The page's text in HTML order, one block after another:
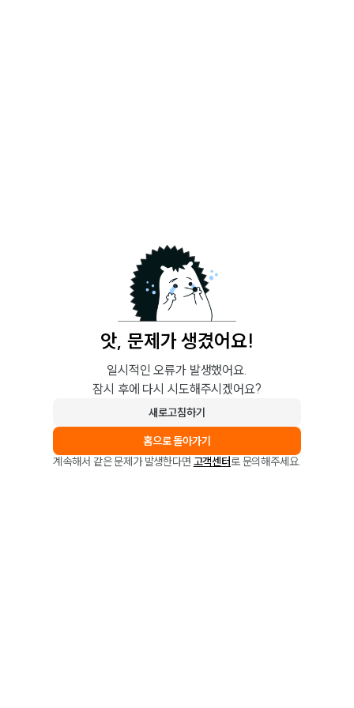
앗, 문제가 생겼어요!
일시적인 오류가 발생했어요.
잠시 후에 다시 시도해주시겠어요?
새로고침하기
홈으로 돌아가기
계속해서 같은 문제가 발생한다면 고객센터로 문의해주세요.